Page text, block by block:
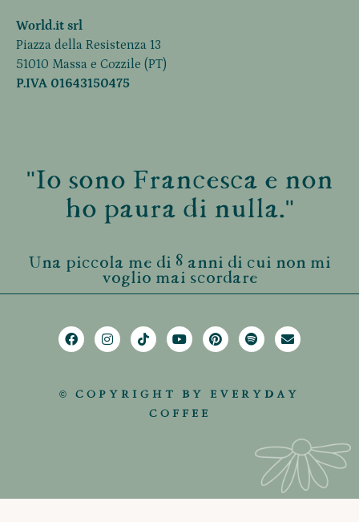
World.it srl
Piazza della Resistenza 13
51010 Massa e Cozzile (PT)
P.IVA 01643150475
"Io sono Francesca e non
ho paura di nulla."
Una piccola me di 8 anni di cui non mi
voglio mai scordare
© COPYRIGHT BY EVERYDAY
COFFEE